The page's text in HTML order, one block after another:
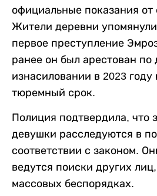
официальные показания от
Жители деревни
первое преступление
ранее он был арестован по
изнасиловании в 2023 году
тюремный срок.
Полиция подтвердила, что
девушки расследуются в
соответствии с законом.
ведутся поиски других
массовых беспорядках.